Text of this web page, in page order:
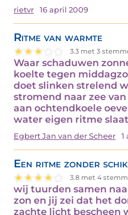
rietvr 16 april 2009
Ritme van warmte
3.3 met 3
Waar schaduwen
koelte tegen
doet slinken strelend
stromend naar zee
aan ochtendkoele
water eigen ritme
Egbert Jan van der Scheer 1
Een ritme zonder
3.8 met 4
wij tuurden samen
zon en jij zei dat het
zachte licht bescheen